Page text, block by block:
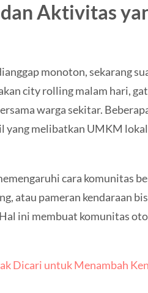
Aktivitas
monoton, sekarang
city rolling malam hari,
warga sekitar.
yang melibatkan UMKM
cara komunitas
atau pameran kendaraan
ini membuat komunitas
Dicari untuk Menambah